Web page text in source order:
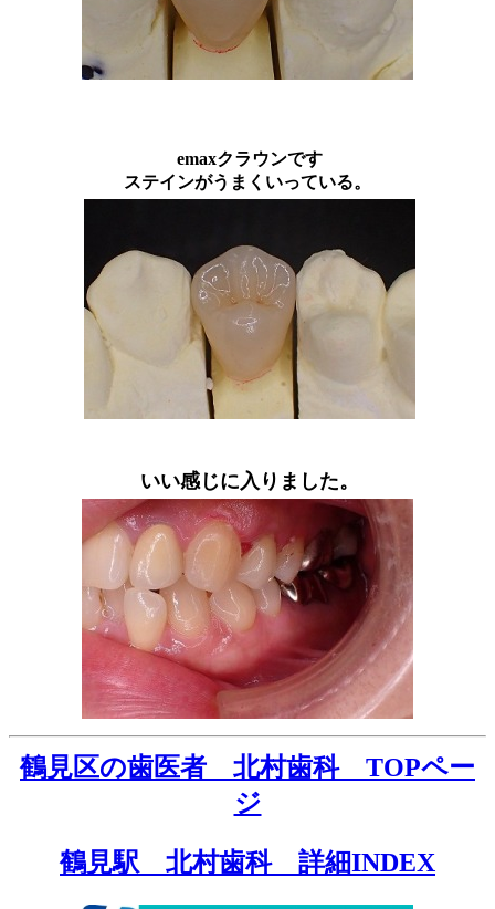
emaxクラウンです
ステインがうまくいっている。
いい感じに入りました。
鶴見区の歯医者 北村歯科 TOPペー
ジ
鶴見駅 北村歯科 詳細INDEX